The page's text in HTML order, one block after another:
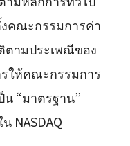
งคณะกรรมการค่า
ามประเพณีของ
รให้คณะกรรมการ
“มาตรฐาน”
NASDAQ